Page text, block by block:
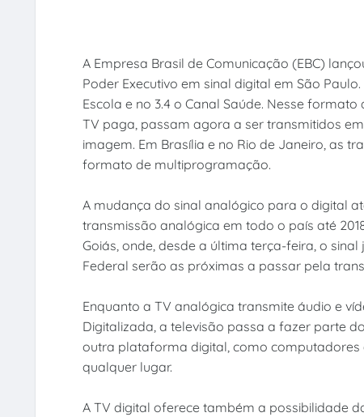
A Empresa Brasil de Comunicação (EBC)
Poder Executivo em sinal digital em São Paulo.
Escola e no 3.4 o Canal Saúde. Nesse
TV paga, passam agora a ser transmitidos
imagem. Em Brasília e no Rio de Janeiro, as
formato de multiprogramação.
A mudança do sinal analógico para o digital
transmissão analógica em todo o país até
Goiás, onde, desde a última terça-feira, o
Federal serão as próximas a passar pela
Enquanto a TV analógica transmite áudio e
Digitalizada, a televisão passa a fazer parte
outra plataforma digital, como computadores
qualquer lugar.
A TV digital oferece também a possibilidade